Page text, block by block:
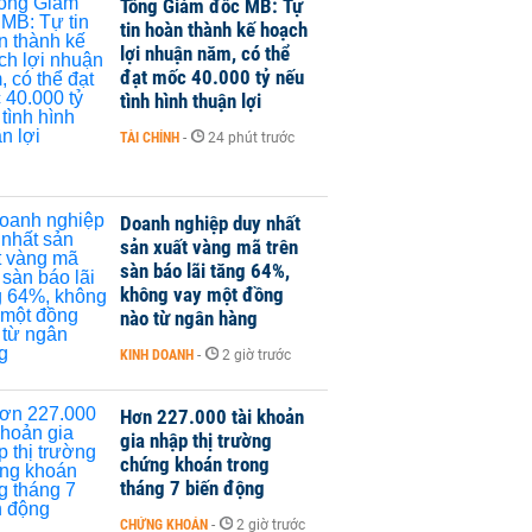
Tổng Giám đốc MB: Tự
tin hoàn thành kế hoạch
lợi nhuận năm, có thể
đạt mốc 40.000 tỷ nếu
tình hình thuận lợi
TÀI CHÍNH - 24 phút trước
Doanh nghiệp duy nhất
sản xuất vàng mã trên
sàn báo lãi tăng 64%,
không vay một đồng
nào từ ngân hàng
KINH DOANH - 2 giờ trước
Hơn 227.000 tài khoản
gia nhập thị trường
chứng khoán trong
tháng 7 biến động
CHỨNG KHOÁN - 2 giờ trước